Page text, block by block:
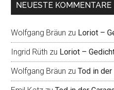
NEUESTE KOMMENTARE
Wolfgang Bräun zu Loriot –
Ingrid Rüth zu Loriot –
Wolfgang Bräun zuTod in der